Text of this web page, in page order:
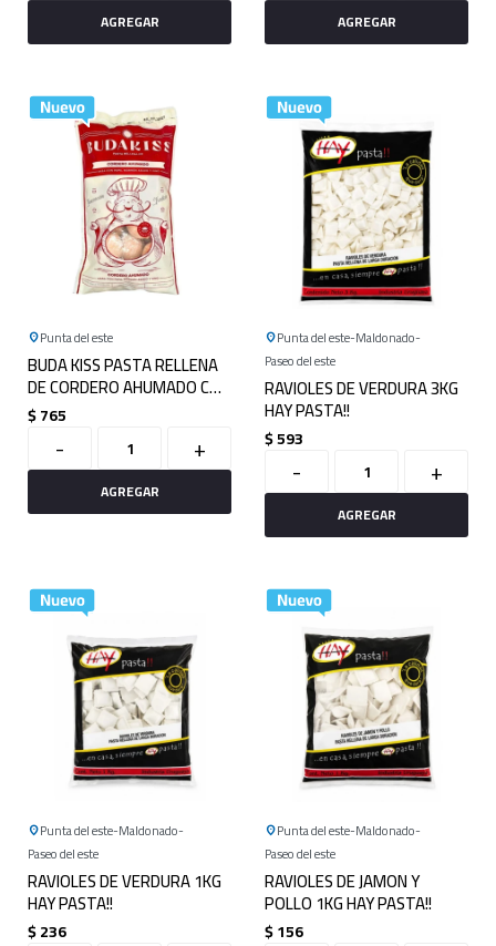
Punta del este
BUDA KISS PASTA RELLENA
DE CORDERO AHUMADO CON
MASA DE PAPA, MORRON
ASADO Y VINO 750GRS
$765
- +
Punta del este Maldonado
Paseo del este
RAVIOLES DE VERDURA 3KG
HAY PASTA!!
$593
- +
Punta del este Maldonado
Paseo del este
RAVIOLES DE VERDURA 1KG
HAY PASTA!!
$236
Punta del este Maldonado
Paseo del este
RAVIOLES DE JAMON Y
POLLO 1KG HAY PASTA!!
$156